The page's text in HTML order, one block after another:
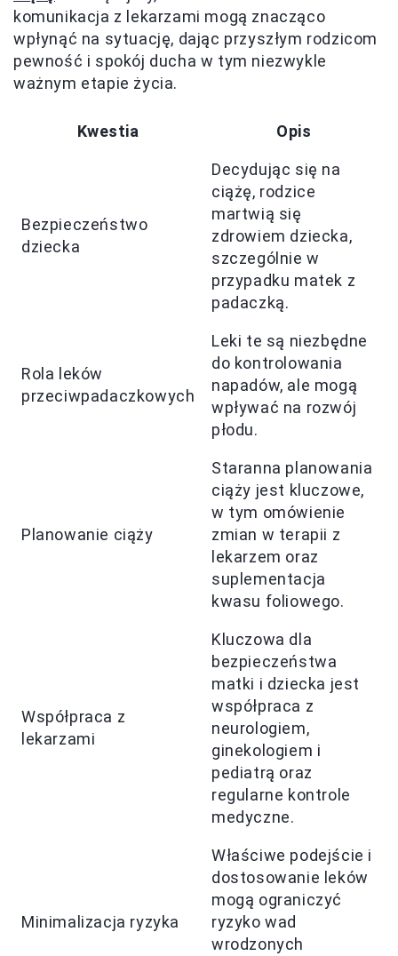
komunikacja z lekarzami mogą znacząco
wpłynąć na sytuację, dając przyszłym rodzicom
pewność i spokój ducha w tym niezwykle
ważnym etapie życia.
Kwestia Opis
Bezpieczeństwo
dziecka
Decydując się na
ciążę, rodzice
martwią się
zdrowiem dziecka,
szczególnie w
przypadku matek z
padaczką.
Rola leków
przeciwpadaczkowych
Leki te są niezbędne
do kontrolowania
napadów, ale mogą
wpływać na rozwój
płodu.
Planowanie ciąży
Staranna planowania
ciąży jest kluczowe,
w tym omówienie
zmian w terapii z
lekarzem oraz
suplementacja
kwasu foliowego.
Współpraca z
lekarzami
Kluczowa dla
bezpieczeństwa
matki i dziecka jest
współpraca z
neurologiem,
ginekologiem i
pediatrą oraz
regularne kontrole
medyczne.
Minimalizacja ryzyka
Właściwe podejście i
dostosowanie leków
mogą ograniczyć
ryzyko wad
wrodzonych